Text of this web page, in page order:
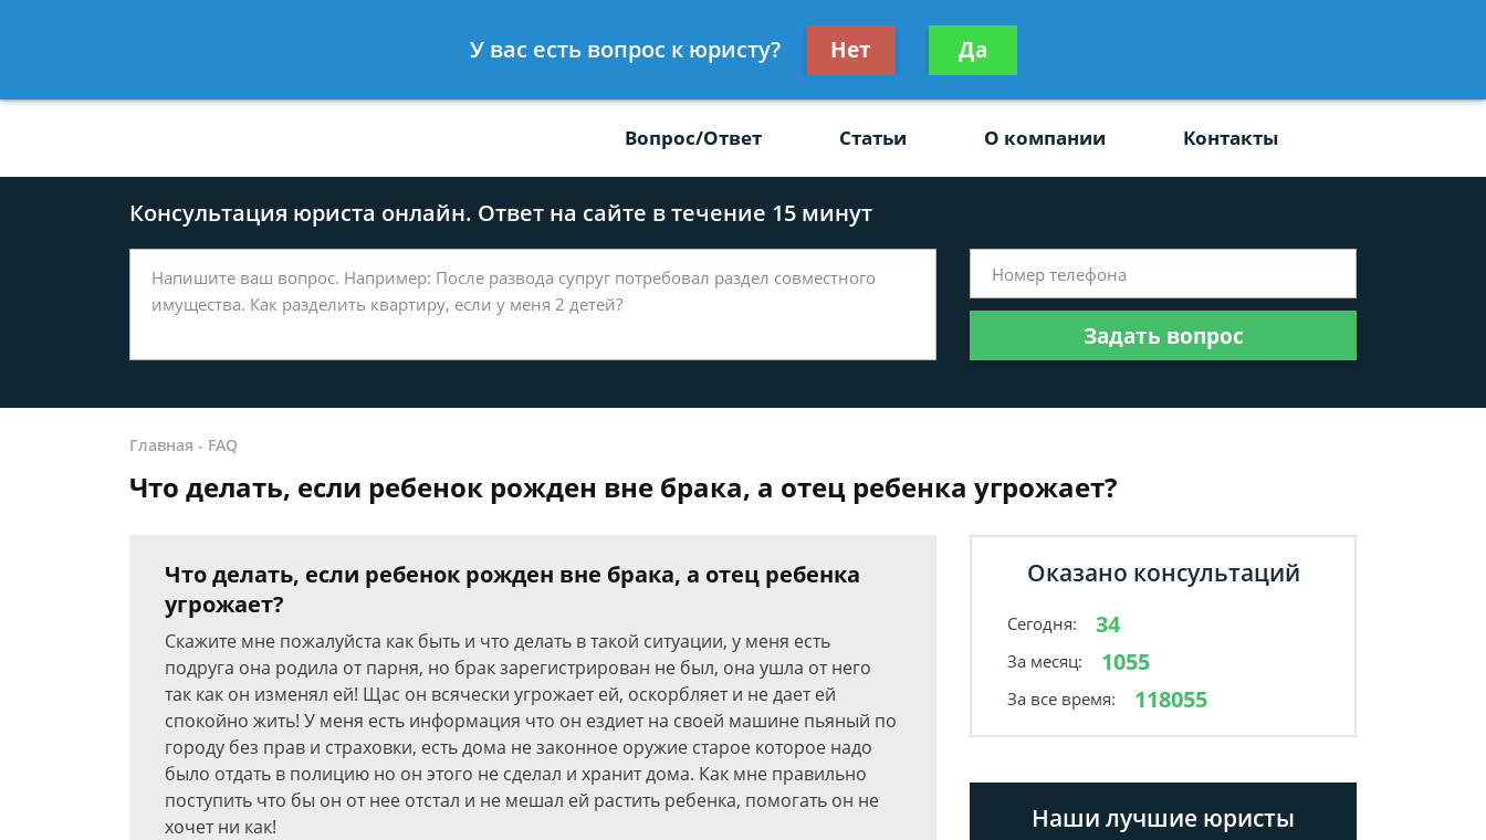
8 812 509-27-47
Получите консультацию
бесплатно
Вопрос/Ответ Статьи О компании Контакты
Консультация юриста онлайн. Ответ на сайте в течение 15 минут
Задать вопрос
Главная - FAQ
Что делать, если ребенок рожден вне брака, а отец ребенка угрожает?
Что делать, если ребенок рожден вне брака, а отец ребенка
угрожает?
Скажите мне пожалуйста как быть и что делать в такой ситуации, у меня есть
подруга она родила от парня, но брак зарегистрирован не был, она ушла от него
так как он изменял ей! Щас он всячески угрожает ей, оскорбляет и не дает ей
спокойно жить! У меня есть информация что он ездиет на своей машине пьяный по
городу без прав и страховки, есть дома не законное оружие старое которое надо
было отдать в полицию но он этого не сделал и хранит дома. Как мне правильно
поступить что бы он от нее отстал и не мешал ей растить ребенка, помогать он не
хочет ни как!
Оказано консультаций
Сегодня: 34
За месяц: 1055
За все время: 118055
Наши лучшие юристы
У вас есть вопрос к юристу? Нет Да